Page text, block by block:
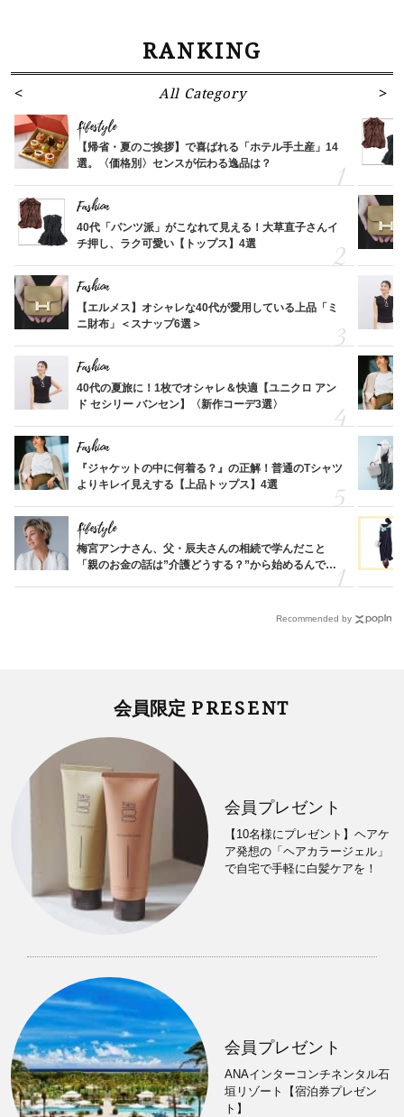
RANKING
All Category
Lifestyle
【帰省・夏のご挨拶】で喜ばれる「ホテル手土産」14
選。〈価格別〉センスが伝わる逸品は？
Fashion
40代「パンツ派」がこなれて見える！大草直子さんイ
チ押し、ラク可愛い【トップス】4選
Fashion
【エルメス】オシャレな40代が愛用している上品「ミ
ニ財布」＜スナップ6選＞
Fashion
40代の夏旅に！1枚でオシャレ＆快適【ユニクロ アン
ド セシリー バンセン】〈新作コーデ3選〉
Fashion
『ジャケットの中に何着る？』の正解！普通のTシャツ
よりキレイ見えする【上品トップス】4選
Lifestyle
梅宮アンナさん、父・辰夫さんの相続で学んだこと
「親のお金の話は”介護どうする？”から始めるんで
Recommended by
会員限定 PRESENT
会員プレゼント
【10名様にプレゼント】ヘアケ
ア発想の「ヘアカラージェル」
で自宅で手軽に白髪ケアを！
会員プレゼント
ANAインターコンチネンタル石
垣リゾート【宿泊券プレゼン
ト】